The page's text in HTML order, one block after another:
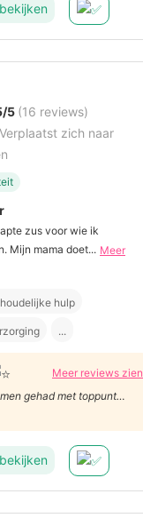
5 (16 reviews)
Verplaatst zich naar
zus voor wie ik
Mijn mama doet... Meer
hulp
...
Meer reviews zien
gehad met toppunt
je wel